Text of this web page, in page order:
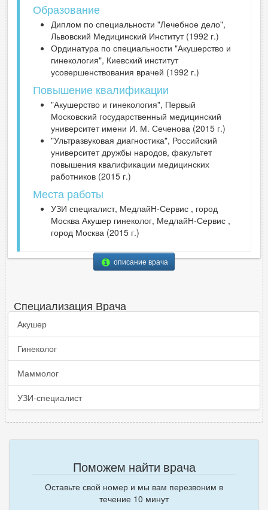
Образование
Диплом по специальности "Лечебное дело",
Львовский Медицинский Институт (1992 г.)
Ординатура по специальности "Акушерство и
гинекология", Киевский институт
усовершенствования врачей (1992 г.)
Повышение квалификации
"Акушерство и гинекология", Первый
Московский государственный медицинский
университет имени И. М. Сеченова (2015 г.)
"Ультразвуковая диагностика", Российский
университет дружбы народов, факультет
повышения квалификации медицинских
работников (2015 г.)
Места работы
УЗИ специалист, МедлайН-Сервис , город
Москва Акушер гинеколог, МедлайН-Сервис ,
город Москва (2015 г.)
описание врача
Специализация Врача
Акушер
Гинеколог
Маммолог
УЗИ-специалист
Поможем найти врача
Оставьте свой номер и мы вам перезвоним в
течение 10 минут